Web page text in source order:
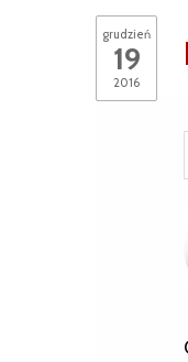
grudzień
19
2016